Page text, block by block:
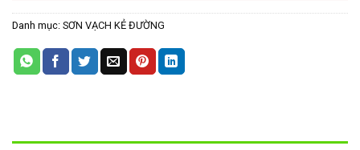
Danh mục: SƠN VẠCH KẺ ĐƯỜNG